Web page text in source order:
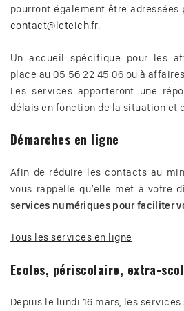
pourront également être adressées
contact@leteich.fr.
Un accueil spécifique pour les
place au 05 56 22 45 06 ou à
Les services apporteront une
délais en fonction de la situation et
Démarches en ligne
Afin de réduire les contacts au
vous rappelle qu’elle met à votre
services numériques pour faciliter
Tous les services en ligne
Ecoles, périscolaire, extra-
Depuis le lundi 16 mars, les